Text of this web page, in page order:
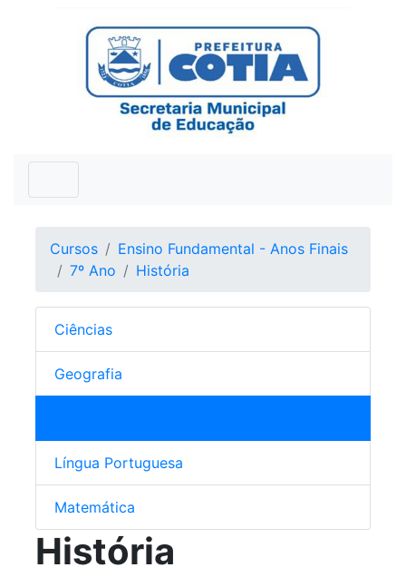
Cursos
Ensino Fundamental - Anos Finais
7º Ano
História
Ciências
Geografia
Língua Portuguesa
Matemática
História